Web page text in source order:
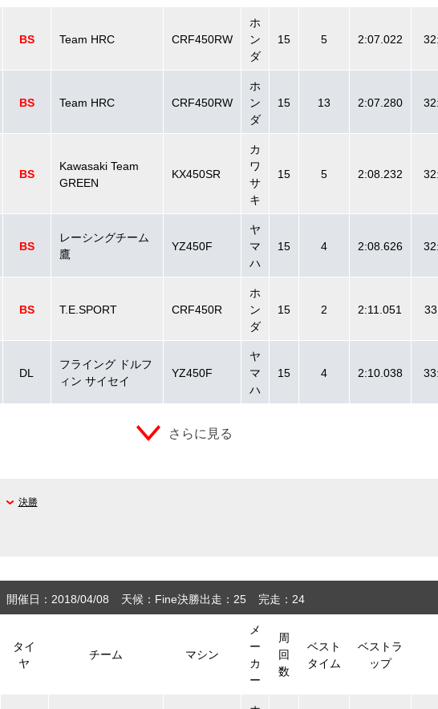
BS Team HRC CRF450RW
ホ
ン
ダ
15 5 2:07.022
BS Team HRC CRF450RW
ホ
ン
ダ
15 13 2:07.280
BS
Kawasaki Team
GREEN
KX450SR
カ
ワ
サ
キ
15 5 2:08.232
BS
レーシングチーム
鷹
YZ450F
ヤ
マ
ハ
15 4 2:08.626
BS T.E.SPORT CRF450R
ホ
ン
ダ
15 2 2:11.051
DL
フライング ドルフ
ィン サイセイ
YZ450F
ヤ
マ
ハ
15 4 2:10.038
さらに見る
決勝
開催日：2018/04/08 天候：Fine決勝出走：25 完走：24
タイ
ヤ
チーム マシン
メ
ー
カ
ー
周
回
数
ベスト
タイム
ベストラ
ップ